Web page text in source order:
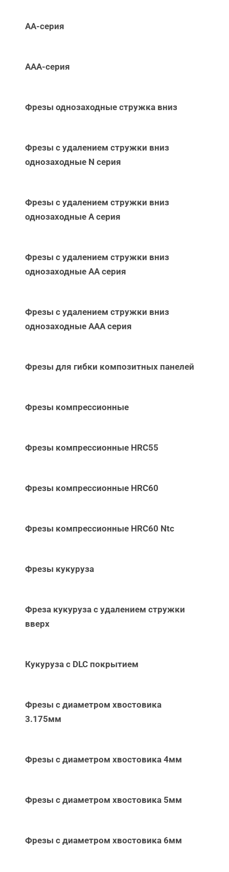
АА-серия
ААА-серия
Фрезы однозаходные стружка вниз
Фрезы с удалением стружки вниз
однозаходные N серия
Фрезы с удалением стружки вниз
однозаходные А серия
Фрезы с удалением стружки вниз
однозаходные АА серия
Фрезы с удалением стружки вниз
однозаходные ААА серия
Фрезы для гибки композитных панелей
Фрезы компрессионные
Фрезы компрессионные HRC55
Фрезы компрессионные HRC60
Фрезы компрессионные HRC60 Ntc
Фрезы кукуруза
Фреза кукуруза с удалением стружки
вверх
Кукуруза с DLC покрытием
Фрезы с диаметром хвостовика
3.175мм
Фрезы с диаметром хвостовика 4мм
Фрезы с диаметром хвостовика 5мм
Фрезы с диаметром хвостовика 6мм